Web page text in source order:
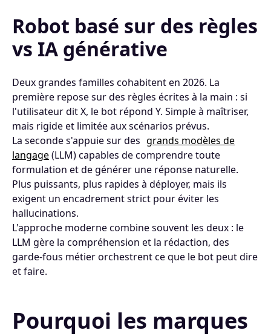
Robot basé sur des règles
vs IA générative
Deux grandes familles cohabitent en 2026. La
première repose sur des règles écrites à la main : si
l'utilisateur dit X, le bot répond Y. Simple à maîtriser,
mais rigide et limitée aux scénarios prévus.
La seconde s'appuie sur des grands modèles de
langage(LLM) capables de comprendre toute
formulation et de générer une réponse naturelle.
Plus puissants, plus rapides à déployer, mais ils
exigent un encadrement strict pour éviter les
hallucinations.
L'approche moderne combine souvent les deux : le
LLM gère la compréhension et la rédaction, des
garde-fous métier orchestrent ce que le bot peut dire
et faire.
Pourquoi les marques